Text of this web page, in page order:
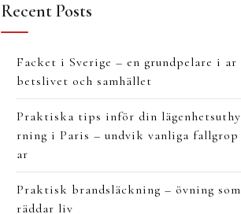
Recent Posts
Facket i Sverige – en grundpelare i ar
betslivet och samhället
Praktiska tips inför din lägenhetsuthy
rning i Paris – undvik vanliga fallgrop
ar
Praktisk brandsläckning – övning som
räddar liv